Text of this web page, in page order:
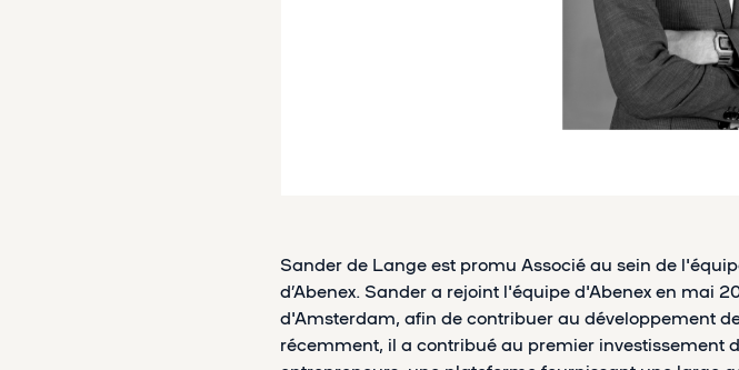
Sander de Lange est promu Associé au sein de
d’Abenex. Sander a rejoint l'équipe d'Abenex en mai
d'Amsterdam, afin de contribuer au développement
récemment, il a contribué au premier investissement